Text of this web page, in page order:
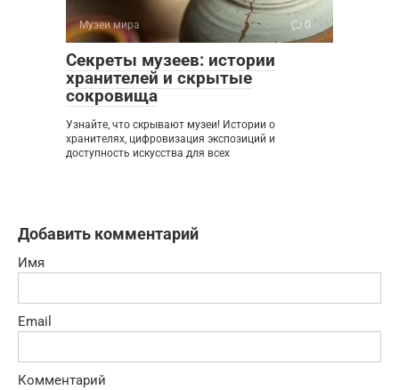
Музеи мира 0
Секреты музеев: истории
хранителей и скрытые
сокровища
Узнайте, что скрывают музеи! Истории о
хранителях, цифровизация экспозиций и
доступность искусства для всех
Добавить комментарий
Имя
Email
Комментарий